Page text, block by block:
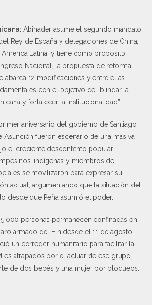
Abinader asume el segundo mandato
Rey de España y delegaciones de China,
América Latina, y tiene como propósito
Nacional, la propuesta de reforma
abarca 12 modificaciones y entre ellas
con el objetivo de “blindar la
y fortalecer la institucionalidad”.
aniversario del gobierno de Santiago
Asunción fueron escenario de una masiva
el creciente descontento popular.
indígenas y miembros de
se movilizaron para expresar su
actual, argumentando que la situación del
desde que Peña asumió el poder.
personas permanecen confinadas en
armado del Eln desde el 11 de agosto.
un corredor humanitario para facilitar la
atrapados por el actuar de ese grupo
de dos bebés y una mujer por bloqueos.